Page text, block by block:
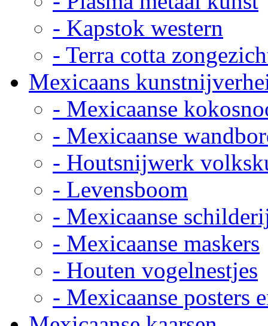
- Kapstok western
- Terra cotta
Mexicaans
- Mexicaanse
- Mexicaanse
- Houtsnijwerk
- Levensboom
- Mexicaanse
- Mexicaanse maskers
- Houten vogelnestjes
- Mexicaanse posters